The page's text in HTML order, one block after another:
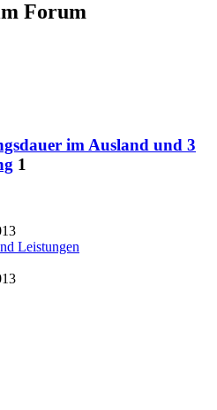
Forum
im Ausland und 3
1
Leistungen